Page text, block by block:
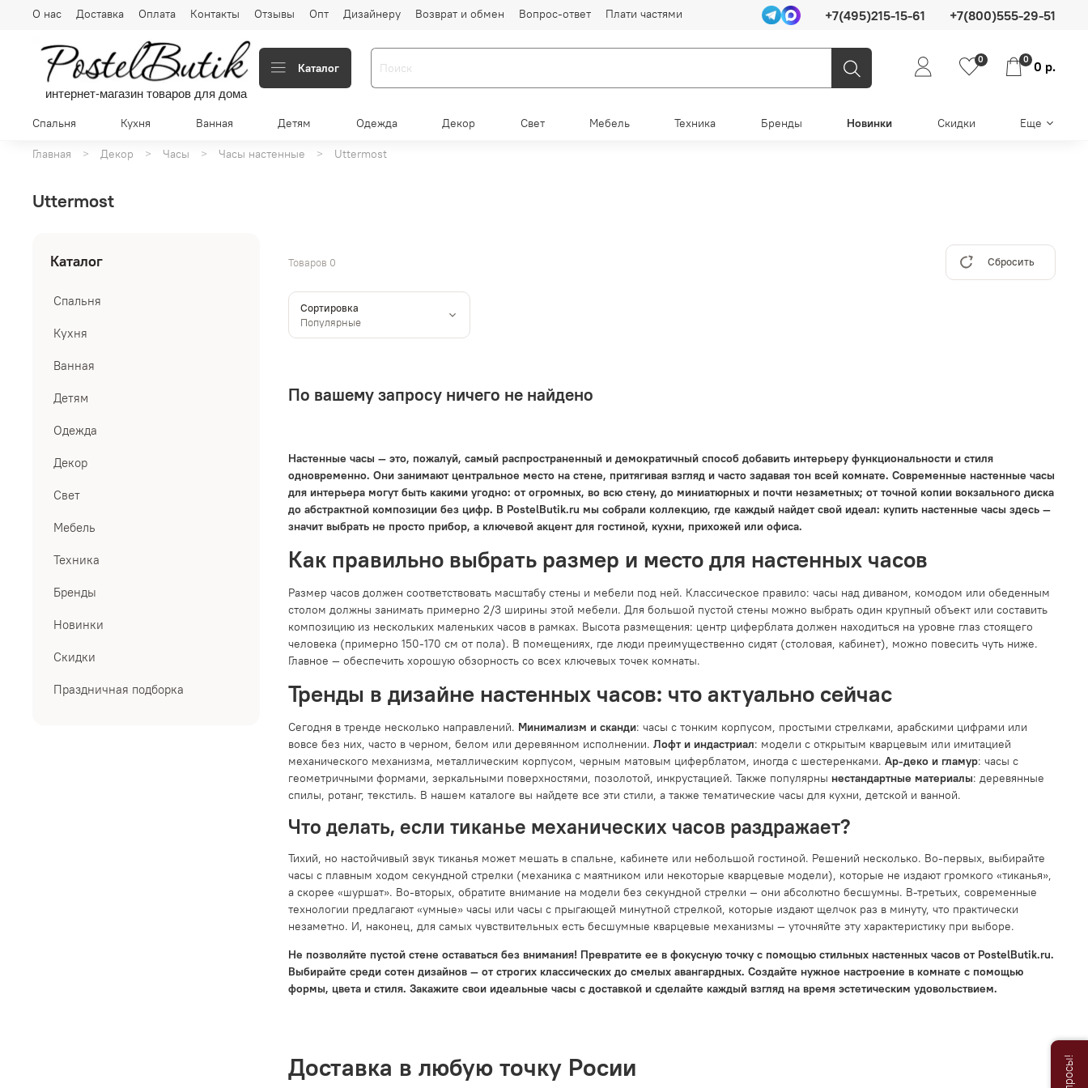
О нас Доставка Оплата Контакты Отзывы Опт Дизайнеру Возврат и обмен Вопрос-ответ Плати частями +7(495)215-15-61 +7(800)555-29-51
интернет-магазин товаров для дома
Каталог
0 0 0 р.
Спальня Кухня Ванная Детям Одежда Декор Свет Мебель Техника Бренды Новинки Скидки Еще
Главная Декор Часы Часы настенные Uttermost
Uttermost
Товаров 0 Сбросить
Сортировка
По вашему запросу ничего не найдено
Настенные часы — это, пожалуй, самый распространенный и демократичный способ добавить интерьеру функциональности и стиля
одновременно. Они занимают центральное место на стене, притягивая взгляд и часто задавая тон всей комнате. Современные настенные часы
для интерьера могут быть какими угодно: от огромных, во всю стену, до миниатюрных и почти незаметных; от точной копии вокзального диска
до абстрактной композиции без цифр. В PostelButik.ru мы собрали коллекцию, где каждый найдет свой идеал: купить настенные часы здесь —
значит выбрать не просто прибор, а ключевой акцент для гостиной, кухни, прихожей или офиса.
Как правильно выбрать размер и место для настенных часов
Размер часов должен соответствовать масштабу стены и мебели под ней. Классическое правило: часы над диваном, комодом или обеденным
столом должны занимать примерно 2/3 ширины этой мебели. Для большой пустой стены можно выбрать один крупный объект или составить
композицию из нескольких маленьких часов в рамках. Высота размещения: центр циферблата должен находиться на уровне глаз стоящего
человека (примерно 150-170 см от пола). В помещениях, где люди преимущественно сидят (столовая, кабинет), можно повесить чуть ниже.
Главное — обеспечить хорошую обзорность со всех ключевых точек комнаты.
Тренды в дизайне настенных часов: что актуально сейчас
Сегодня в тренде несколько направлений. Минимализм и сканди: часы с тонким корпусом, простыми стрелками, арабскими цифрами или
вовсе без них, часто в черном, белом или деревянном исполнении. Лофт и индастриал: модели с открытым кварцевым или имитацией
механического механизма, металлическим корпусом, черным матовым циферблатом, иногда с шестеренками. Ар-деко и гламур: часы с
геометричными формами, зеркальными поверхностями, позолотой, инкрустацией. Также популярны нестандартные материалы: деревянные
спилы, ротанг, текстиль. В нашем каталоге вы найдете все эти стили, а также тематические часы для кухни, детской и ванной.
Что делать, если тиканье механических часов раздражает?
Тихий, но настойчивый звук тиканья может мешать в спальне, кабинете или небольшой гостиной. Решений несколько. Во-первых, выбирайте
часы с плавным ходом секундной стрелки (механика с маятником или некоторые кварцевые модели), которые не издают громкого «тиканья»,
а скорее «шуршат». Во-вторых, обратите внимание на модели без секундной стрелки — они абсолютно бесшумны. В-третьих, современные
технологии предлагают «умные» часы или часы с прыгающей минутной стрелкой, которые издают щелчок раз в минуту, что практически
незаметно. И, наконец, для самых чувствительных есть бесшумные кварцевые механизмы — уточняйте эту характеристику при выборе.
Не позволяйте пустой стене оставаться без внимания! Превратите ее в фокусную точку с помощью стильных настенных часов от PostelButik.ru.
Выбирайте среди сотен дизайнов — от строгих классических до смелых авангардных. Создайте нужное настроение в комнате с помощью
формы, цвета и стиля. Закажите свои идеальные часы с доставкой и сделайте каждый взгляд на время эстетическим удовольствием.
Доставка в любую точку Росии
Каталог
Спальня
Кухня
Ванная
Детям
Одежда
Декор
Свет
Мебель
Техника
Бренды
Новинки
Скидки
Праздничная подборка